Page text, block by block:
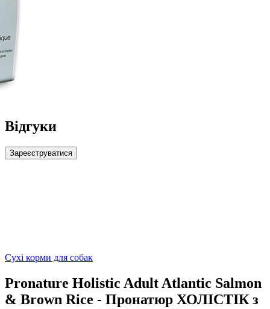
Відгуки
Зареєструватися
Сухі корми для собак
Pronature Holistic Adult Atlantic Salmon
& Brown Rice - Пронатюр ХОЛІСТІК з